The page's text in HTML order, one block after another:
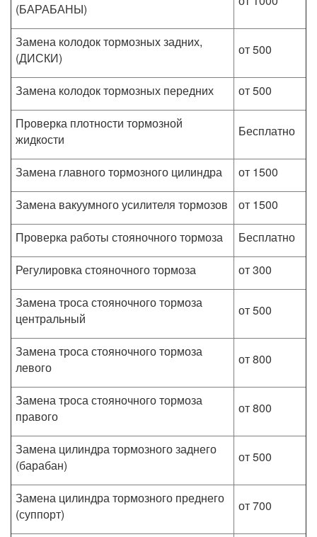
(БАРАБАНЫ)
Замена колодок тормозных задних,
(ДИСКИ)
от 500
Замена колодок тормозных передних
от 500
Проверка плотности тормозной
жидкости
Бесплатно
Замена главного тормозного цилиндра
от 1500
Замена вакуумного усилителя тормозов
от 1500
Проверка работы стояночного тормоза
Бесплатно
Регулировка стояночного тормоза
от 300
Замена троса стояночного тормоза
центральный
от 500
Замена троса стояночного тормоза
левого
от 800
Замена троса стояночного тормоза
правого
от 800
Замена цилиндра тормозного заднего
(барабан)
от 500
Замена цилиндра тормозного преднего
(суппорт)
от 700